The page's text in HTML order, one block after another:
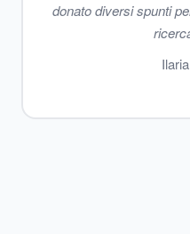
donato diversi spunti